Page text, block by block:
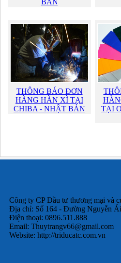
BẢN
THÔNG BÁO ĐƠN
HÀNG HÀN XÌ TẠI
CHIBA - NHẬT BẢN
TẠI
Công ty CP Đầu tư thương mại và
Địa chỉ: Số 164 - Đường Nguyễn
Điện thoại: 0896.511.888
Email: Thuytrangv66@gmail.com
Website: http://triducatc.com.vn